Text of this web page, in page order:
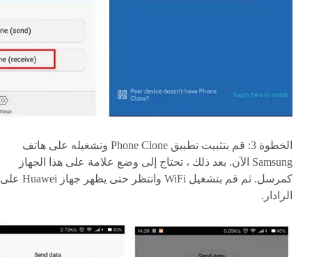
الخطوة 3:
قم بتثبيت تطبيق Phone Clone وتشغيله على هاتف
Samsung الآن. بعد ذلك ، تحتاج إلى وضع علامة على هذا الجهاز
كمرسل. ثم قم بتشغيل WiFi وانتظر حتى يظهر جهاز Huawei على
الرادار.